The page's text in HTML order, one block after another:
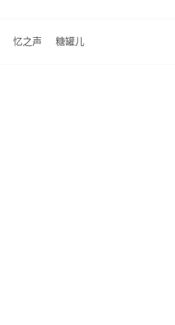
忆之声 糖罐儿